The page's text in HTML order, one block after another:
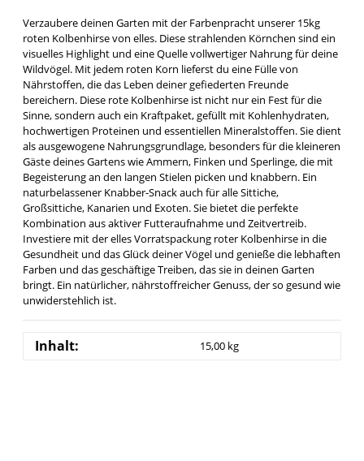
Verzaubere deinen Garten mit der Farbenpracht unserer 15kg
roten Kolbenhirse von elles. Diese strahlenden Körnchen sind ein
visuelles Highlight und eine Quelle vollwertiger Nahrung für deine
Wildvögel. Mit jedem roten Korn lieferst du eine Fülle von
Nährstoffen, die das Leben deiner gefiederten Freunde
bereichern. Diese rote Kolbenhirse ist nicht nur ein Fest für die
Sinne, sondern auch ein Kraftpaket, gefüllt mit Kohlenhydraten,
hochwertigen Proteinen und essentiellen Mineralstoffen. Sie dient
als ausgewogene Nahrungsgrundlage, besonders für die kleineren
Gäste deines Gartens wie Ammern, Finken und Sperlinge, die mit
Begeisterung an den langen Stielen picken und knabbern. Ein
naturbelassener Knabber-Snack auch für alle Sittiche,
Großsittiche, Kanarien und Exoten. Sie bietet die perfekte
Kombination aus aktiver Futteraufnahme und Zeitvertreib.
Investiere mit der elles Vorratspackung roter Kolbenhirse in die
Gesundheit und das Glück deiner Vögel und genieße die lebhaften
Farben und das geschäftige Treiben, das sie in deinen Garten
bringt. Ein natürlicher, nährstoffreicher Genuss, der so gesund wie
unwiderstehlich ist.
Inhalt: 15,00 kg